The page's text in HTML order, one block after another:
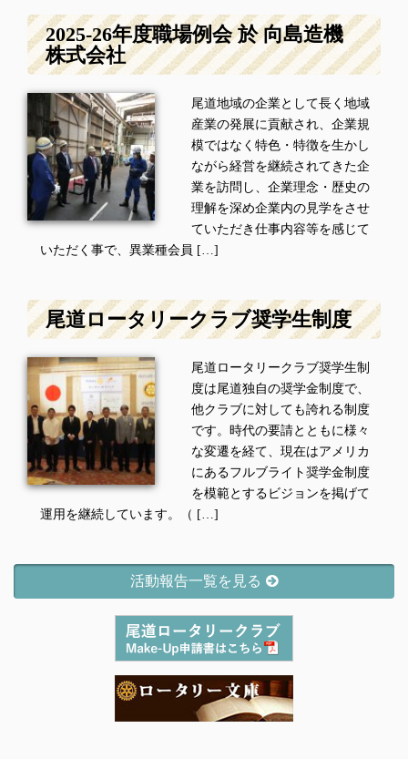
2025-26年度職場例会 於 向島造機
株式会社
尾道地域の企業として長く地域
産業の発展に貢献され、企業規
模ではなく特色・特徴を生かし
ながら経営を継続されてきた企
業を訪問し、企業理念・歴史の
理解を深め企業内の見学をさせ
ていただき仕事内容等を感じて
いただく事で、異業種会員 […]
尾道ロータリークラブ奨学生制度
尾道ロータリークラブ奨学生制
度は尾道独自の奨学金制度で、
他クラブに対しても誇れる制度
です。時代の要請とともに様々
な変遷を経て、現在はアメリカ
にあるフルブライト奨学金制度
を模範とするビジョンを掲げて
運用を継続しています。（ […]
活動報告一覧を見る